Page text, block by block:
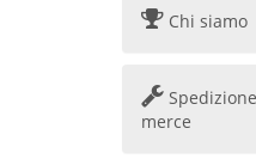
Chi siamo
merce